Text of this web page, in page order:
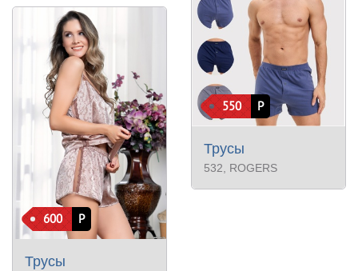
600 Р
Трусы
550 Р
Трусы
532, ROGERS